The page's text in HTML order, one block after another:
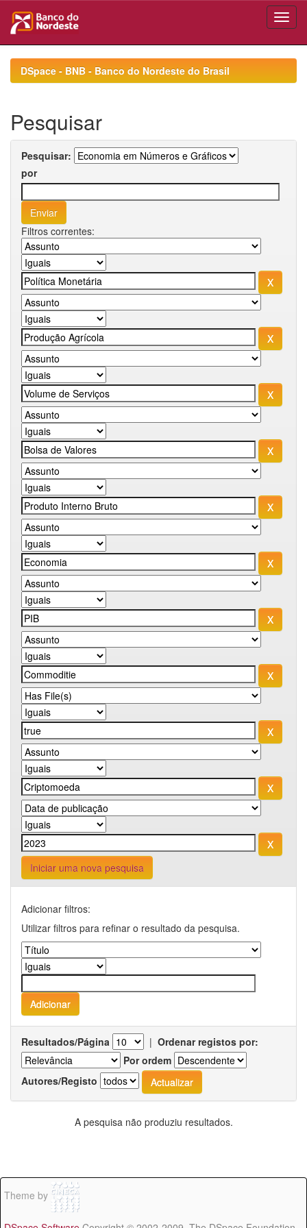
navigationDSpace - BNB - Banco do Nordeste do Brasil
Pesquisar
Pesquisar:
por
Filtros correntes:
Iniciar uma nova pesquisa
Adicionar filtros:
Utilizar filtros para refinar o resultado da pesquisa.
Resultados/Página | Ordenar registos por:
Por ordem
Autores/Registo
A pesquisa não produziu resultados.
Theme by